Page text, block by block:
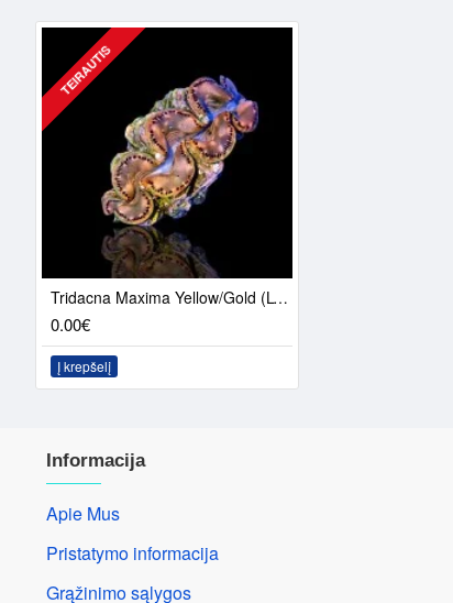
TEIRAUTIS
Tridacna Maxima Yellow/Gold (L-dydžio)
0.00€
Į krepšelį
Informacija
Apie Mus
Pristatymo informacija
Grąžinimo sąlygos